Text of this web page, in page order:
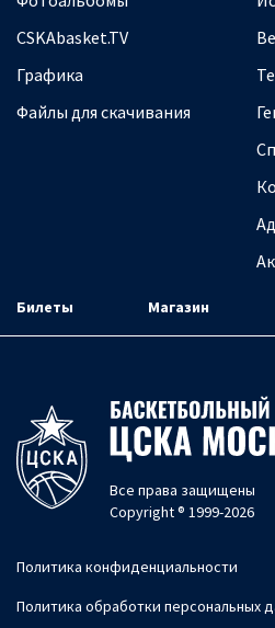
CSKAbasket.TV
Графика
Файлы для скачивания
Билеты Магазин
Все права защищены
Copyright ® 1999-2026
Политика конфиденциальности
Политика обработки персональных